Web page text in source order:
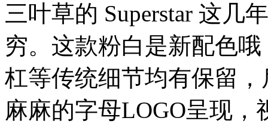
三叶草的 Superstar 这几
穷。这款粉白是新配色
杠等传统细节均有保留
麻麻的字母LOGO呈现